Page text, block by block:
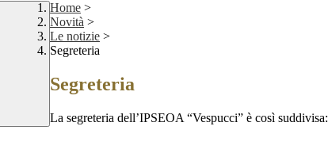
Home >
Novità >
Le notizie >
Segreteria
Segreteria
La segreteria dell’IPSEOA “Vespucci” è così suddivisa: